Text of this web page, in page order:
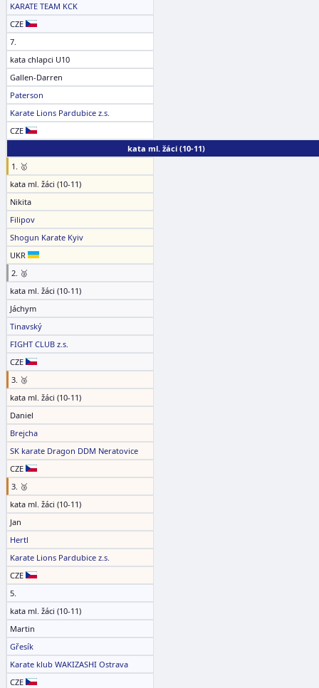
KARATE TEAM KCK
CZE
7.
kata chlapci U10
Gallen-Darren
Paterson
Karate Lions Pardubice z.s.
CZE
kata ml. žáci (10-11)
1. 🥇
kata ml. žáci (10-11)
Nikita
Filipov
Shogun Karate Kyiv
UKR
2. 🥈
kata ml. žáci (10-11)
Jáchym
Tinavský
FIGHT CLUB z.s.
CZE
3. 🥉
kata ml. žáci (10-11)
Daniel
Brejcha
SK karate Dragon DDM Neratovice
CZE
3. 🥉
kata ml. žáci (10-11)
Jan
Hertl
Karate Lions Pardubice z.s.
CZE
5.
kata ml. žáci (10-11)
Martin
Gřesík
Karate klub WAKIZASHI Ostrava
CZE